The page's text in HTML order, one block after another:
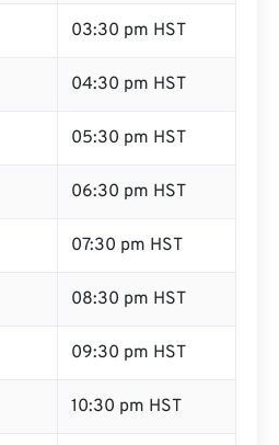
03:30 pm HST
04:30 pm HST
05:30 pm HST
06:30 pm HST
07:30 pm HST
08:30 pm HST
09:30 pm HST
10:30 pm HST